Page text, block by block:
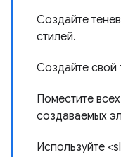
Создайте
стилей.
Создайте свой
Поместите
создаваемых
Используйте